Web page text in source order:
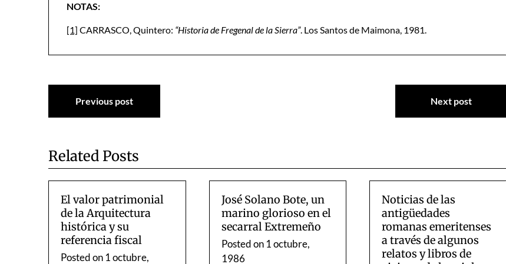
NOTAS:
[1] CARRASCO, Quintero: “Historia de Fregenal de la Sierra”. Los Santos de Maimona, 1981.
Navegación
de
entradas
Previous post Next post
Related Posts
El valor patrimonial
de la Arquitectura
histórica y su
referencia fiscal
Posted on1 octubre,
José Solano Bote, un
marino glorioso en el
secarral Extremeño
Posted on1 octubre,
1986
Noticias de las
antigüedades
romanas emeritenses
a través de algunos
relatos y libros de